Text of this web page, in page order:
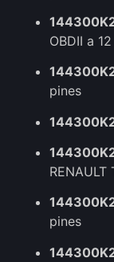
OBDII a
pines
RENAULT
pines